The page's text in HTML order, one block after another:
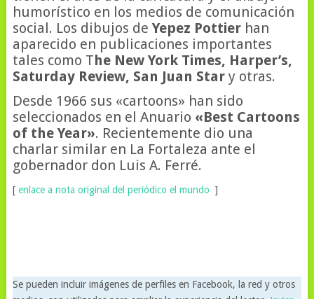
humorístico en los medios de comunicación
social. Los dibujos de Yepez Pottierhan
aparecido en publicaciones importantes
tales como The New York Times, Harper’s,
Saturday Review, San Juan Stary otras.
Desde 1966 sus «cartoons» han sido
seleccionados en el Anuario «Best Cartoons
of the Year». Recientemente dio una
charlar similar en La Fortaleza ante el
gobernador don Luis A. Ferré.
[ enlace a nota original del periódico el mundo ]
Se pueden incluir imágenes de perfiles en Facebook, la red y otros